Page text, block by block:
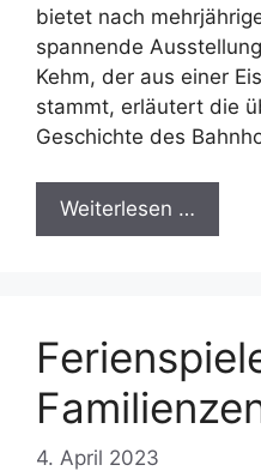
bietet nach
spannende
Kehm, der aus einer
stammt, erläutert die
Geschichte des
Weiterlesen …
4. April 2023